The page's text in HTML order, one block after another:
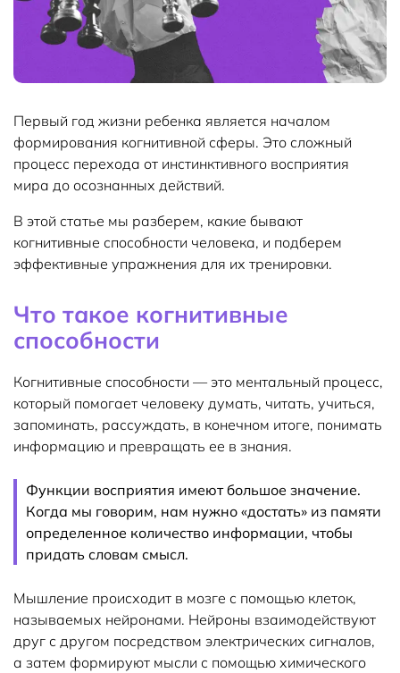
Первый год жизни ребенка является началом
формирования когнитивной сферы. Это сложный
процесс перехода от инстинктивного восприятия
мира до осознанных действий.
В этой статье мы разберем, какие бывают
когнитивные способности человека, и подберем
эффективные упражнения для их тренировки.
Что такое когнитивные
способности
Когнитивные способности — это ментальный процесс,
который помогает человеку думать, читать, учиться,
запоминать, рассуждать, в конечном итоге, понимать
информацию и превращать ее в знания.
Функции восприятия имеют большое значение.
Когда мы говорим, нам нужно «достать» из памяти
определенное количество информации, чтобы
придать словам смысл.
Мышление происходит в мозге с помощью клеток,
называемых нейронами. Нейроны взаимодействуют
друг с другом посредством электрических сигналов,
а затем формируют мысли с помощью химического